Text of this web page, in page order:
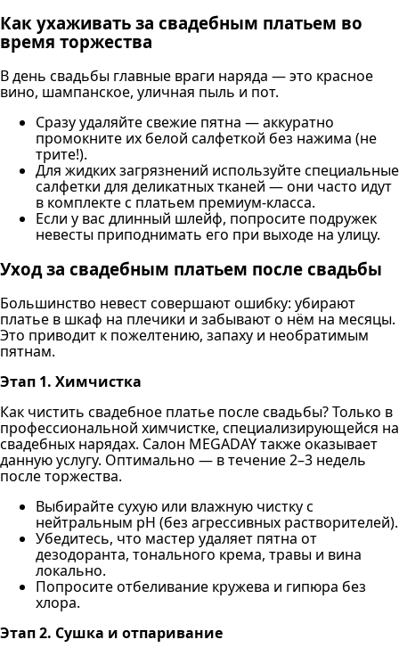
Как ухаживать за свадебным платьем во
время торжества
В день свадьбы главные враги наряда — это красное
вино, шампанское, уличная пыль и пот.
Сразу удаляйте свежие пятна — аккуратно
промокните их белой салфеткой без нажима (не
трите!).
Для жидких загрязнений используйте специальные
салфетки для деликатных тканей — они часто идут
в комплекте с платьем премиум-класса.
Если у вас длинный шлейф, попросите подружек
невесты приподнимать его при выходе на улицу.
Уход за свадебным платьем после свадьбы
Большинство невест совершают ошибку: убирают
платье в шкаф на плечики и забывают о нём на месяцы.
Это приводит к пожелтению, запаху и необратимым
пятнам.
Этап 1. Химчистка
Как чистить свадебное платье после свадьбы? Только в
профессиональной химчистке, специализирующейся на
свадебных нарядах. Салон MEGADAY также оказывает
данную услугу. Оптимально — в течение 2–3 недель
после торжества.
Выбирайте сухую или влажную чистку с
нейтральным pH (без агрессивных растворителей).
Убедитесь, что мастер удаляет пятна от
дезодоранта, тонального крема, травы и вина
локально.
Попросите отбеливание кружева и гипюра без
хлора.
Этап 2. Сушка и отпаривание